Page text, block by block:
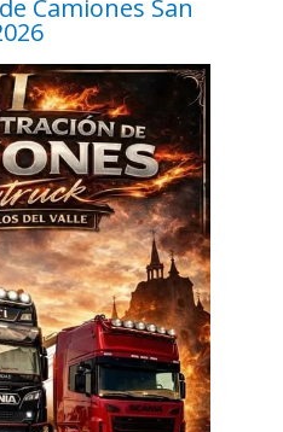
Camiones San